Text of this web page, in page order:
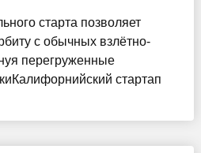
старта позволяет
с обычных взлётно-
перегруженные
стартап